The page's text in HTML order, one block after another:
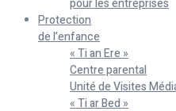
pour les entreprises
Protection
de l’enfance
« Ti an Ere »
Centre parental
Unité de Visites
« Ti ar Bed »